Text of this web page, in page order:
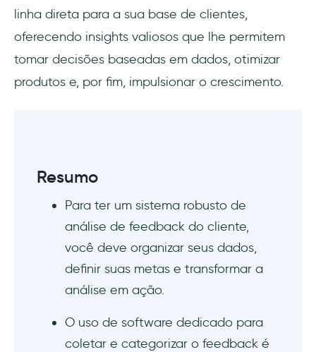
terceiros
4- Scripts em Python (para usuários
avançados)
Etapa 4: Transformando a análise em
2- Priorize com matrizes de impacto
3- Quadros de feedback acionáveis
Conclusão
clientes?
linha direta para a sua base de clientes,
oferecendo insights valiosos que lhe permitem
tomar decisões baseadas em dados, otimizar
produtos e, por fim, impulsionar o crescimento.
Resumo
Para ter um sistema robusto de
análise de feedback do cliente,
você deve organizar seus dados,
definir suas metas e transformar a
análise em ação.
O uso de software dedicado para
coletar e categorizar o feedback é